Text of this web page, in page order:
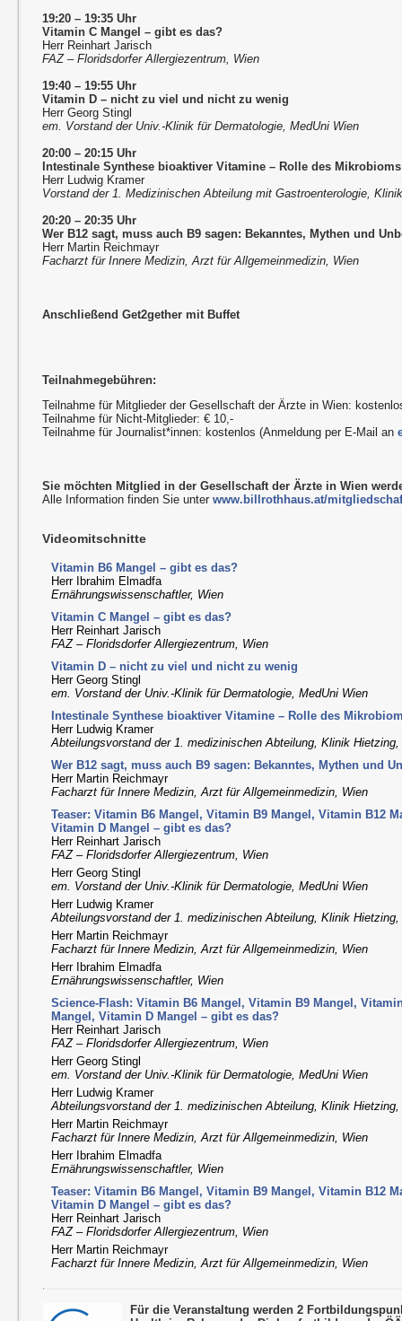
19:20 – 19:35 Uhr
Vitamin C Mangel – gibt es das?
Herr Reinhart Jarisch
FAZ – Floridsdorfer Allergiezentrum, Wien
19:40 – 19:55 Uhr
Vitamin D – nicht zu viel und nicht zu wenig
Herr Georg Stingl
em. Vorstand der Univ.-Klinik für Dermatologie, MedUni Wien
20:00 – 20:15 Uhr
Intestinale Synthese bioaktiver Vitamine– Rolle des Mikrobioms
Herr Ludwig Kramer
Vorstand der 1. Medizinischen Abteilung mit Gastroenterologie,
20:20 – 20:35 Uhr
Wer B12 sagt, muss auch B9 sagen: Bekanntes, Mythen und
Herr Martin Reichmayr
Facharzt für Innere Medizin, Arzt für Allgemeinmedizin, Wien
Anschließend Get2gether mit Buffet
Teilnahmegebühren:
Teilnahme für Mitglieder der Gesellschaft der Ärzte in Wien:
Teilnahme für Nicht-Mitglieder: € 10,-
Teilnahme für Journalist*innen: kostenlos (Anmeldung per E-Mail an
Sie möchten Mitglied in der Gesellschaft der Ärzte in Wien
Alle Information finden Sie unterwww.billrothhaus.at/
Videomitschnitte
Vitamin B6 Mangel – gibt es das?
Herr Ibrahim Elmadfa
Ernährungswissenschaftler, Wien
Vitamin C Mangel – gibt es das?
Herr Reinhart Jarisch
FAZ – Floridsdorfer Allergiezentrum, Wien
Vitamin D – nicht zu viel und nicht zu wenig
Herr Georg Stingl
em. Vorstand der Univ.-Klinik für Dermatologie, MedUni Wien
Intestinale Synthese bioaktiver Vitamine – Rolle des
Herr Ludwig Kramer
Abteilungsvorstand der 1. medizinischen Abteilung, Klinik Hietzing,
Wer B12 sagt, muss auch B9 sagen: Bekanntes, Mythen und
Herr Martin Reichmayr
Facharzt für Innere Medizin, Arzt für Allgemeinmedizin, Wien
Teaser: Vitamin B6 Mangel, Vitamin B9 Mangel, Vitamin B12
Vitamin D Mangel – gibt es das?
Herr Reinhart Jarisch
FAZ – Floridsdorfer Allergiezentrum, Wien
Herr Georg Stingl
em. Vorstand der Univ.-Klinik für Dermatologie, MedUni Wien
Herr Ludwig Kramer
Abteilungsvorstand der 1. medizinischen Abteilung, Klinik Hietzing,
Herr Martin Reichmayr
Facharzt für Innere Medizin, Arzt für Allgemeinmedizin, Wien
Herr Ibrahim Elmadfa
Ernährungswissenschaftler, Wien
Science-Flash: Vitamin B6 Mangel, Vitamin B9 Mangel,
Mangel, Vitamin D Mangel – gibt es das?
Herr Reinhart Jarisch
FAZ – Floridsdorfer Allergiezentrum, Wien
Herr Georg Stingl
em. Vorstand der Univ.-Klinik für Dermatologie, MedUni Wien
Herr Ludwig Kramer
Abteilungsvorstand der 1. medizinischen Abteilung, Klinik Hietzing,
Herr Martin Reichmayr
Facharzt für Innere Medizin, Arzt für Allgemeinmedizin, Wien
Herr Ibrahim Elmadfa
Ernährungswissenschaftler, Wien
Teaser: Vitamin B6 Mangel, Vitamin B9 Mangel, Vitamin B12
Vitamin D Mangel – gibt es das?
Herr Reinhart Jarisch
FAZ – Floridsdorfer Allergiezentrum, Wien
Herr Martin Reichmayr
Facharzt für Innere Medizin, Arzt für Allgemeinmedizin, Wien
Für die Veranstaltung werden 2